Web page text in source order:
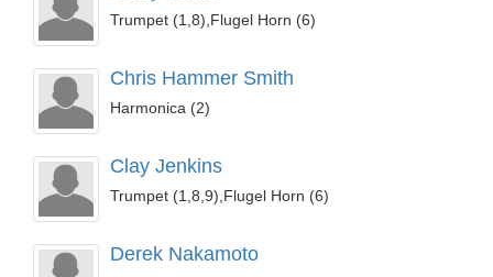
Trumpet (1,8),Flugel Horn (6)
Chris Hammer Smith
Harmonica (2)
Clay Jenkins
Trumpet (1,8,9),Flugel Horn (6)
Derek Nakamoto